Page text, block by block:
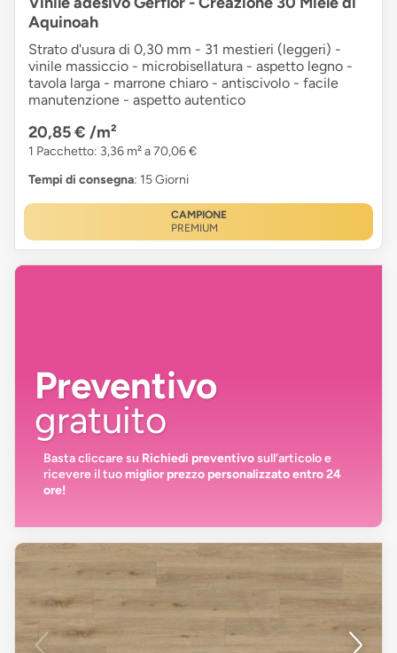
Aquinoah
Strato d'usura di 0,30 mm - 31 mestieri (leggeri) -
vinile massiccio - microbisellatura - aspetto legno -
tavola larga - marrone chiaro - antiscivolo - facile
manutenzione - aspetto autentico
20,85 € /m²
1 Pacchetto: 3,36 m² a 70,06 €
Tempi di consegna: 15 Giorni
CAMPIONE
PREMIUM
Preventivo
gratuito
Basta cliccare su Richiedi preventivosull’articolo e
ricevere il tuomiglior prezzo personalizzato entro 24
ore!